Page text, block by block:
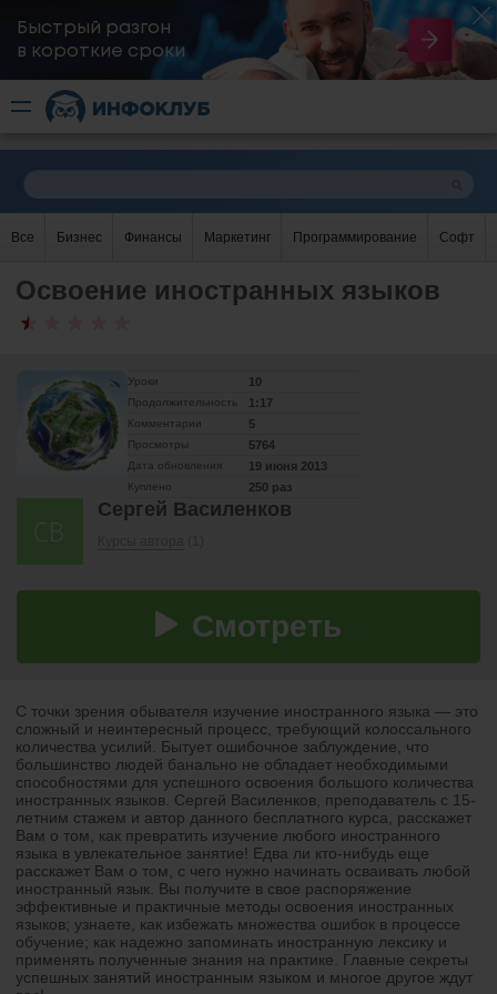
Быстрый разгон
​в короткие сроки
Все Бизнес Финансы Маркетинг Программирование Софт
Освоение иностранных языков
Уроки 10
Продолжительность 1:17
Комментарии 5
Просмотры 5764
Дата обновления 19 июня 2013
Куплено 250 раз
Сергей Василенков
Смотреть
С точки зрения обывателя изучение иностранного языка — это
сложный и неинтересный процесс, требующий колоссального
количества усилий. Бытует ошибочное заблуждение, что
большинство людей банально не обладает необходимыми
способностями для успешного освоения большого количества
иностранных языков. Сергей Василенков, преподаватель с 15-
летним стажем и автор данного бесплатного курса, расскажет
Вам о том, как превратить изучение любого иностранного
языка в увлекательное занятие! Едва ли кто-нибудь еще
расскажет Вам о том, с чего нужно начинать осваивать любой
иностранный язык. Вы получите в свое распоряжение
эффективные и практичные методы освоения иностранных
языков; узнаете, как избежать множества ошибок в процессе
обучение; как надежно запоминать иностранную лексику и
применять полученные знания на практике. Главные секреты
успешных занятий иностранным языком и многое другое ждут